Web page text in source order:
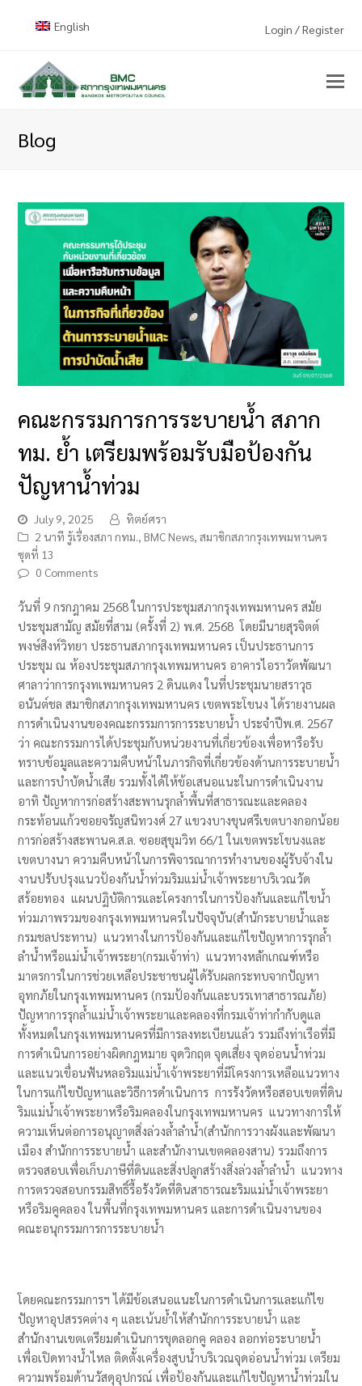
English Login / Register
Blog
คณะกรรมการการระบายน้ำ สภาก
ทม. ย้ำ เตรียมพร้อมรับมือป้องกัน
ปัญหาน้ำท่วม
July 9, 2025
ทิตย์ศรา
2 นาที รู้เรื่องสภา กทม., BMC News, สมาชิกสภากรุงเทพมหานคร
ชุดที่ 13
0 Comments
วันที่ 9 กรกฎาคม 2568 ในการประชุมสภากรุงเทพมหานคร สมัย
ประชุมสามัญ สมัยที่สาม (ครั้งที่ 2) พ.ศ. 2568 โดยมีนายสุรจิตต์
พงษ์สิงห์วิทยา ประธานสภากรุงเทพมหานคร เป็นประธานการ
ประชุม ณ ห้องประชุมสภากรุงเทพมหานคร อาคารไอราวัตพัฒนา
ศาลาว่าการกรุงทเพมหานคร 2 ดินแดง ในที่ประชุมนายสราวุธ
อนันต์ชล สมาชิกสภากรุงเทพมหานคร เขตพระโขนง ได้รายงานผล
การดำเนินงานของคณะกรรมการการระบายน้ำ ประจำปีพ.ศ. 2567
ว่า คณะกรรมการได้ประชุมกับหน่วยงานที่เกี่ยวข้องเพื่อหารือรับ
ทราบข้อมูลและความคืบหน้าในภารกิจที่เกี่ยวข้องด้านการระบายน้ำ
และการบำบัดน้ำเสีย รวมทั้งได้ให้ข้อเสนอแนะในการดำเนินงาน
อาทิ ปัญหาการก่อสร้างสะพานรุกล้ำพื้นที่สาธารณะและคลอง
กระท้อนแก้วซอยจรัญสนิทวงศ์ 27 แขวงบางขุนศรีเขตบางกอกน้อย
การก่อสร้างสะพานค.ส.ล. ซอยสุขุมวิท 66/1 ในเขตพระโขนงและ
เขตบางนา ความคืบหน้าในการพิจารณาการทำงานของผู้รับจ้างใน
งานปรับปรุงแนวป้องกันน้ำท่วมริมแม่น้ำเจ้าพระยาบริเวณวัด
สร้อยทอง แผนปฏิบัติการและโครงการในการป้องกันและแก้ไขน้ำ
ท่วมภาพรวมของกรุงเทพมหานครในปัจจุบัน(สำนักระบายน้ำและ
กรมชลประทาน) แนวทางในการป้องกันและแก้ไขปัญหาการรุกล้ำ
ลำน้ำหรือแม่น้ำเจ้าพระยา(กรมเจ้าท่า) แนวทางหลักเกณฑ์หรือ
มาตรการในการช่วยเหลือประชาชนผู้ได้รับผลกระทบจากปัญหา
อุทกภัยในกรุงเทพมหานคร (กรมป้องกันและบรรเทาสาธารณภัย)
ปัญหาการรุกล้ำแม่น้ำเจ้าพระยาและคลองที่กรมเจ้าท่ากำกับดูแล
ทั้งหมดในกรุงเทพมหานครที่มีการลงทะเบียนแล้ว รวมถึงท่าเรือที่มี
การดำเนินการอย่างผิดกฎหมาย จุดวิกฤต จุดเสี่ยง จุดอ่อนน้ำท่วม
และแนวเขื่อนฟันหลอริมแม่น้ำเจ้าพระยาที่มีโครงการเหลือแนวทาง
ในการแก้ไขปัญหาและวิธีการดำเนินการ การรังวัดหรือสอบเขตที่ดิน
ริมแม่น้ำเจ้าพระยาหรือริมคลองในกรุงเทพมหานคร แนวทางการให้
ความเห็นต่อการอนุญาตสิ่งล่วงล้ำลำน้ำ(สำนักการวางผังและพัฒนา
เมือง สำนักการระบายน้ำ และสำนักงานเขตคลองสาน) รวมถึงการ
ตรวจสอบเพื่อเก็บภาษีที่ดินและสิ่งปลูกสร้างสิ่งล่วงล้ำลำน้ำ แนวทาง
การตรวจสอบกรรมสิทธิ์รื้อรังวัดที่ดินสาธารณะริมแม่น้ำเจ้าพระยา
หรือริมคูคลอง ในพื้นที่กรุงเทพมหานคร และการดำเนินงานของ
คณะอนุกรรมการการระบายน้ำ
โดยคณะกรรมการฯ ได้มีข้อเสนอแนะในการดำเนินการและแก้ไข
ปัญหาอุปสรรคต่าง ๆ และเน้นย้ำให้สำนักการระบายน้ำ และ
สำนักงานเขตเตรียมดำเนินการขุดลอกคู คลอง ลอกท่อระบายน้ำ
เพื่อเปิดทางน้ำไหล ติดตั้งเครื่องสูบน้ำบริเวณจุดอ่อนน้ำท่วม เตรียม
ความพร้อมด้านวัสดุอุปกรณ์ เพื่อป้องกันและแก้ไขปัญหาน้ำท่วมใน